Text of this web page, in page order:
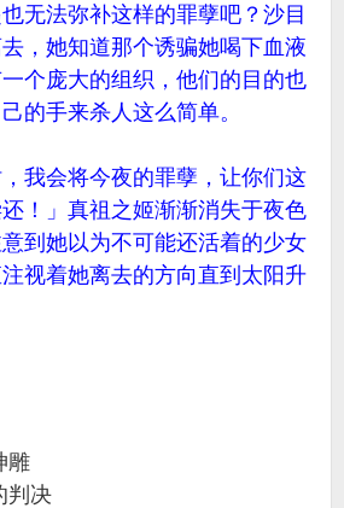
法弥补这样的罪孽吧？沙目
，她知道那个诱骗她喝下血液
个庞大的组织，他们的目的也
的手来杀人这么简单。
会将今夜的罪孽，让你们这
！」真祖之姬渐渐消失于夜色
到她以为不可能还活着的少女
视着她离去的方向直到太阳升
雕
判决